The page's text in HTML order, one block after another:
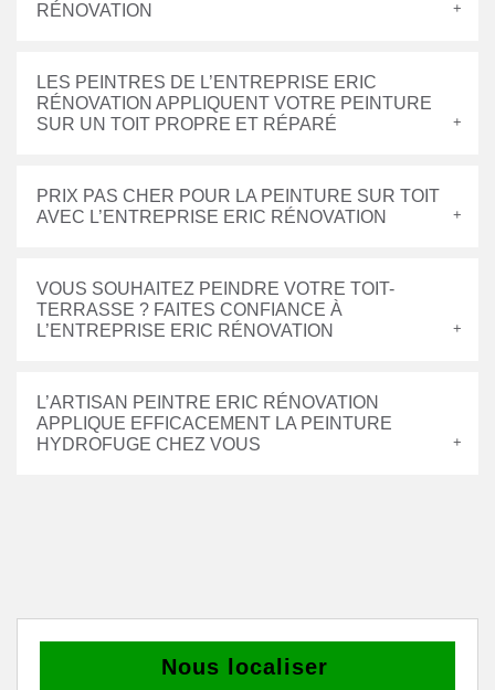
RÉNOVATION
LES PEINTRES DE L’ENTREPRISE ERIC
RÉNOVATION APPLIQUENT VOTRE PEINTURE
SUR UN TOIT PROPRE ET RÉPARÉ
PRIX PAS CHER POUR LA PEINTURE SUR TOIT
AVEC L’ENTREPRISE ERIC RÉNOVATION
VOUS SOUHAITEZ PEINDRE VOTRE TOIT-
TERRASSE ? FAITES CONFIANCE À
L’ENTREPRISE ERIC RÉNOVATION
L’ARTISAN PEINTRE ERIC RÉNOVATION
APPLIQUE EFFICACEMENT LA PEINTURE
HYDROFUGE CHEZ VOUS
Nous localiser